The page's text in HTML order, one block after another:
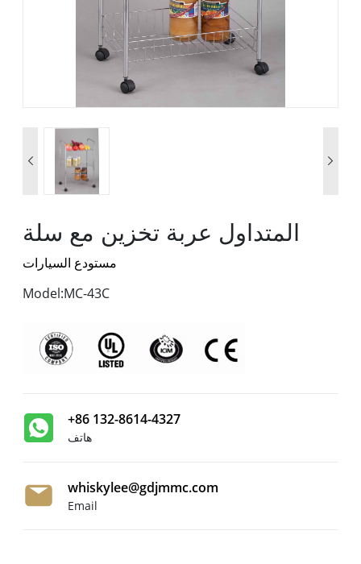
 
المتداول عربة تخزين مع سلة
مستودع السيارات
Model:MC-43C
+86 132-8614-4327
هاتف
whiskylee@gdjmmc.com
Email